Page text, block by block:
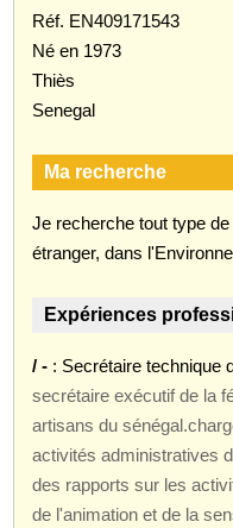
Réf. EN409171543
Né en 1973
Thiès
Senegal
Ma recherche
Je recherche tout type
étranger, dans
Expériences
/ - : Secrétaire technique
secrétaire exécutif de la
artisans du
activités administratives
des rapports sur les
de l'animation et de la